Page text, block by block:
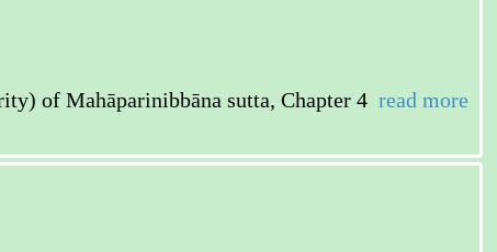
of Mahāparinibbāna sutta, Chapter 4 read more